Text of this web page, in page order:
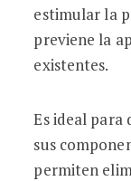
estimular la
previene la
existentes.
Es ideal para
sus
permiten